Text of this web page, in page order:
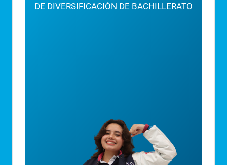
DE DIVERSIFICACIÓN DE BACHILLERATO